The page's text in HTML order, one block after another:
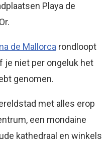
Playa de
de Mallorca rondloopt
je niet per ongeluk het
genomen.
met alles erop
een mondaine
kathedraal en winkels